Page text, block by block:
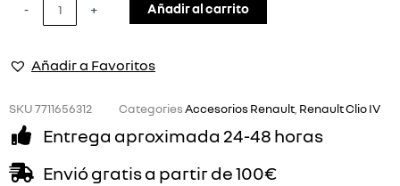
-
cantidad
+ Añadir al carrito
Añadir a Favoritos
SKU7711656312 CategoriesAccesorios Renault Renault Clio IV
Entrega aproximada 24-48 horas
Envió gratis a partir de 100€